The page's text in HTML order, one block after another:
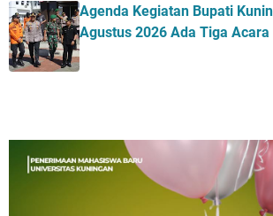
Agenda Kegiatan Bupati
Agustus 2026 Ada Tiga Acara